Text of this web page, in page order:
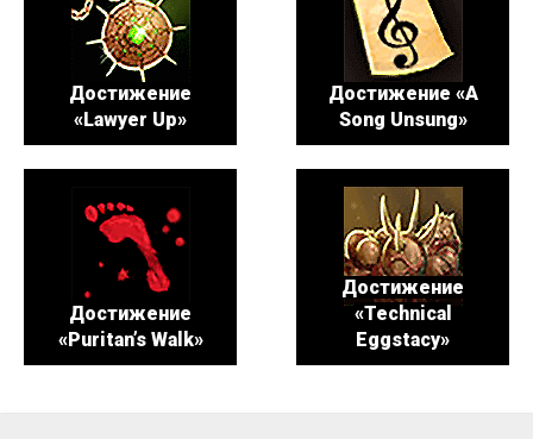
Достижение
«Lawyer Up»
Достижение «A
Song Unsung»
Достижение
«Puritan’s Walk»
Достижение
«Technical
Eggstacy»